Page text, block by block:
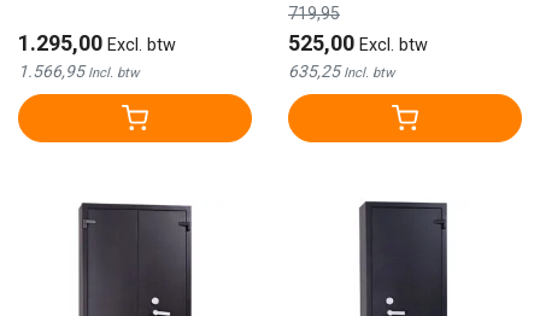
1.295,00 Excl. btw
1.566,95Incl. btw
719,95
525,00 Excl. btw
635,25Incl. btw